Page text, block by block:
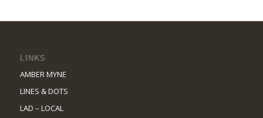
LINKS
AMBER MYNE
LINES & DOTS
LAD – LOCAL